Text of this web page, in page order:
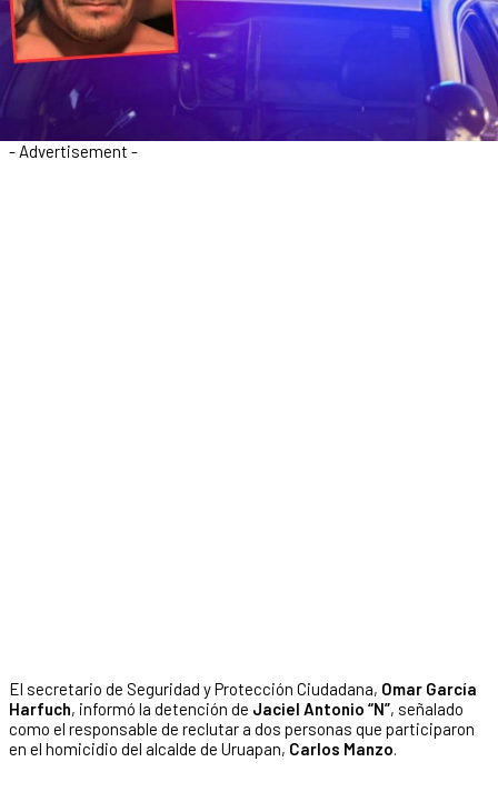
- Advertisement -
El secretario de Seguridad y Protección Ciudadana, Omar García
Harfuch, informó la detención de Jaciel Antonio “N”, señalado
como el responsable de reclutar a dos personas que participaron
en el homicidio del alcalde de Uruapan, Carlos Manzo.